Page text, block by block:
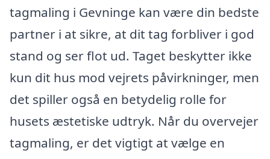
tagmaling i Gevninge kan være din bedste
partner i at sikre, at dit tag forbliver i god
stand og ser flot ud. Taget beskytter ikke
kun dit hus mod vejrets påvirkninger, men
det spiller også en betydelig rolle for
husets æstetiske udtryk. Når du overvejer
tagmaling, er det vigtigt at vælge en